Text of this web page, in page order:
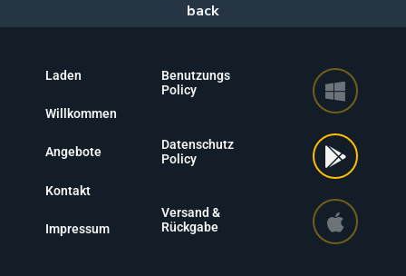
Laden
Willkommen
Angebote
Kontakt
Impressum
Benutzungs
Policy
Datenschutz
Policy
Versand &
Rückgabe